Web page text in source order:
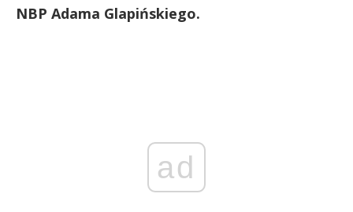
NBP Adama Glapińskiego.
ad